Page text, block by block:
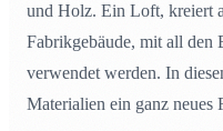
und Holz. Ein Loft, kreiert
Fabrikgebäude, mit all den
verwendet werden. In
Materialien ein ganz neues